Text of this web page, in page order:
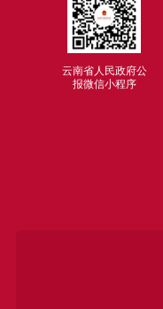
云南省人民政府公
报微信小程序